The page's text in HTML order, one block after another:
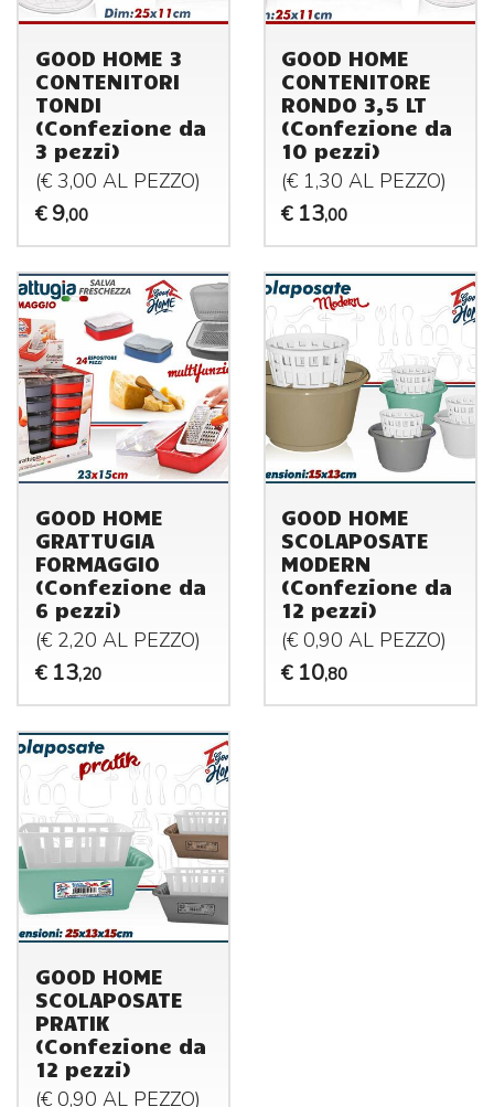
GOOD HOME 3
CONTENITORI
TONDI
(Confezione da
3 pezzi)
(€ 3,00 AL PEZZO)
€ 9,00
GOOD HOME
CONTENITORE
RONDO 3,5 LT
(Confezione da
10 pezzi)
(€ 1,30 AL PEZZO)
€ 13,00
GOOD HOME
GRATTUGIA
FORMAGGIO
(Confezione da
6 pezzi)
(€ 2,20 AL PEZZO)
€ 13,20
GOOD HOME
SCOLAPOSATE
MODERN
(Confezione da
12 pezzi)
(€ 0,90 AL PEZZO)
€ 10,80
GOOD HOME
SCOLAPOSATE
PRATIK
(Confezione da
12 pezzi)
(€ 0,90 AL PEZZO)